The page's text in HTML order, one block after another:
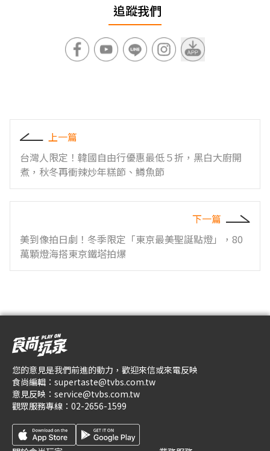
追蹤我們
上一篇
台灣人限定！韓國自由行優惠最低５折，黑白大廚開
煮，秋冬再衝辣炒年糕節、鱒魚節
下一篇
美到像拍日劇！冬季限定「東京最美聖誕點燈」，80
萬顆燈海搭東京鐵塔拍爆
您的意見是我們前進的動力，歡迎來信或來電反映
食尚編輯： supertaste@tvbs.com.tw
意見反映： service@tvbs.com.tw
觀眾服務專線： 02-2656-1599